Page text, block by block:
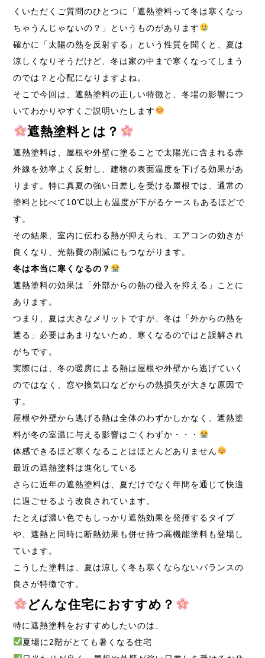
くいただくご質問のひとつに「遮熱塗料って冬は寒くなっ
ちゃうんじゃないの？」というものがあります
確かに「太陽の熱を反射する」という性質を聞くと、夏は
涼しくなりそうだけど、冬は家の中まで寒くなってしまう
のでは？と心配になりますよね。
そこで今回は、遮熱塗料の正しい特徴と、冬場の影響につ
いてわかりやすくご説明いたします
遮熱塗料とは？
遮熱塗料は、屋根や外壁に塗ることで太陽光に含まれる赤
外線を効率よく反射し、建物の表面温度を下げる効果があ
ります。特に真夏の強い日差しを受ける屋根では、通常の
塗料と比べて10℃以上も温度が下がるケースもあるほどで
す。
その結果、室内に伝わる熱が抑えられ、エアコンの効きが
良くなり、光熱費の削減にもつながります。
冬は本当に寒くなるの？
遮熱塗料の効果は「外部からの熱の侵入を抑える」ことに
あります。
つまり、夏は大きなメリットですが、冬は「外からの熱を
遮る」必要はあまりないため、寒くなるのではと誤解され
がちです。
実際には、冬の暖房による熱は屋根や外壁から逃げていく
のではなく、窓や換気口などからの熱損失が大きな原因で
す。
屋根や外壁から逃げる熱は全体のわずかしかなく、遮熱塗
料が冬の室温に与える影響はごくわずか・・・
体感できるほど寒くなることはほとんどありません
最近の遮熱塗料は進化している
さらに近年の遮熱塗料は、夏だけでなく年間を通じて快適
に過ごせるよう改良されています。
たとえば濃い色でもしっかり遮熱効果を発揮するタイプ
や、遮熱と同時に断熱効果も併せ持つ高機能塗料も登場し
ています。
こうした塗料は、夏は涼しく冬も寒くならないバランスの
良さが特徴です。
どんな住宅におすすめ？
特に遮熱塗料をおすすめしたいのは、
夏場に2階がとても暑くなる住宅